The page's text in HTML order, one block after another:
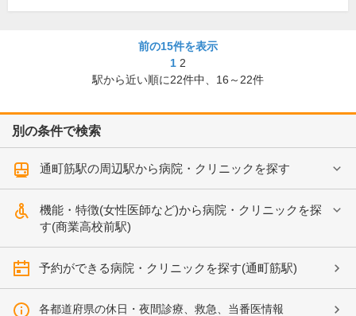
前の15件を表示
1 2
駅から近い順に22件中、 16～22件
別の条件で検索
通町筋駅の周辺駅から病院・クリニックを探す
機能・特徴(女性医師など)から病院・クリニックを探
す(商業高校前駅)
予約ができる病院・クリニックを探す(通町筋駅)
各都道府県の休日・夜間診療、救急、当番医情報